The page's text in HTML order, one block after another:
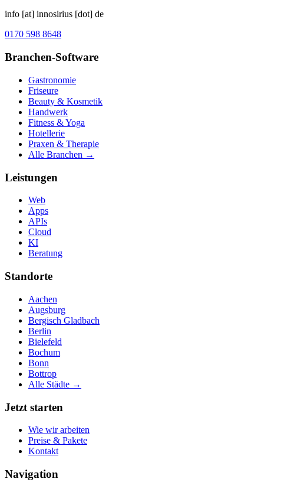
info [at] innosirius [dot] de
0170 598 8648
Branchen-Software
Gastronomie
Friseure
Beauty & Kosmetik
Handwerk
Fitness & Yoga
Hotellerie
Praxen & Therapie
Alle Branchen →
Leistungen
Web
Apps
APIs
Cloud
KI
Beratung
Standorte
Aachen
Augsburg
Bergisch Gladbach
Berlin
Bielefeld
Bochum
Bonn
Bottrop
Alle Städte →
Jetzt starten
Wie wir arbeiten
Preise & Pakete
Kontakt
Navigation